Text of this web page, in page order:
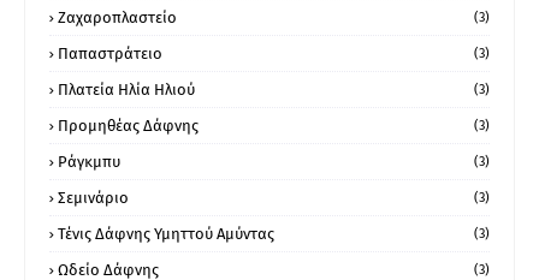
Ζαχαροπλαστείο (3)
Παπαστράτειο (3)
Πλατεία Ηλία Ηλιού (3)
Προμηθέας Δάφνης (3)
Ράγκμπυ (3)
Σεμινάριο (3)
Τένις Δάφνης Υμηττού Αμύντας (3)
Ωδείο Δάφνης (3)